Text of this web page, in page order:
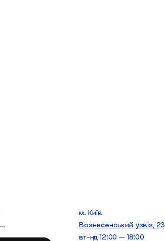
м. Київ
Вознесенський узвіз, 23
вт-нд 12:00 — 18:00